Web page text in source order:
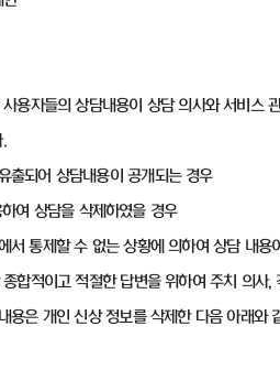
용자들의 상담내용이 상담 의사와 서비스
.
출되어 상담내용이 공개되는 경우
여 상담을 삭제하였을 경우
서 통제할 수 없는 상황에 의하여 상담 내
합적이고 적절한 답변을 위하여 주치 의사
용은 개인 신상 정보를 삭제한 다음 아래와